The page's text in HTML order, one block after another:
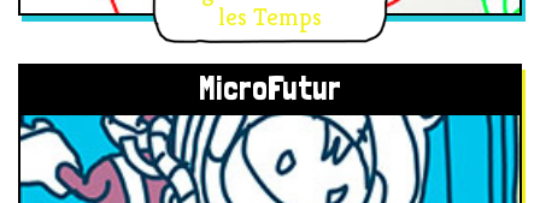
les Temps
MicroFutur